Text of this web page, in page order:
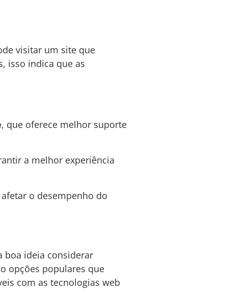
visitar um site que
isso indica que as
, que oferece melhor suporte
a melhor experiência
o desempenho do
boa ideia considerar
opções populares que
com as tecnologias web